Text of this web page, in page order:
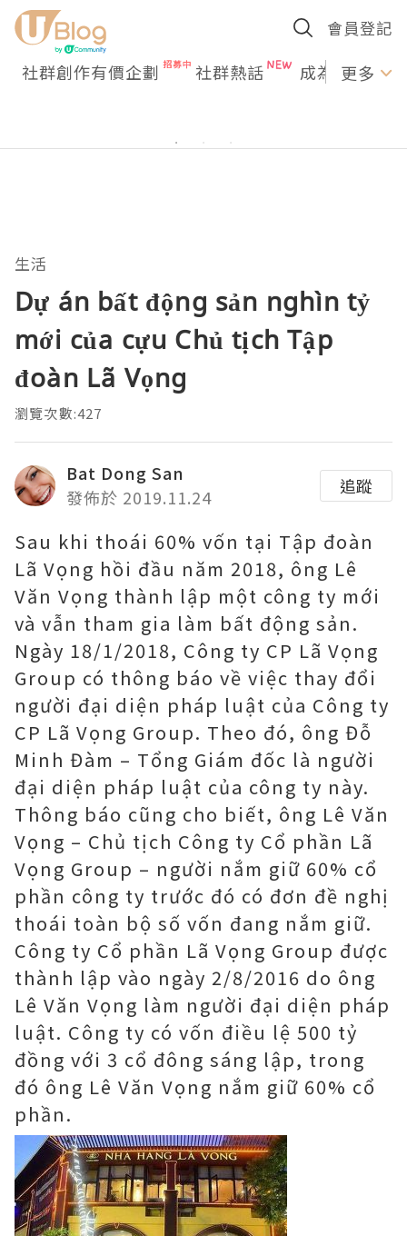
會員登記
社群創作有價企劃 社群熱話 成為U更多
生活
Dự án bất động sản nghìn tỷ
mới của cựu Chủ tịch Tập
đoàn Lã Vọng
瀏覽次數:427
Bat Dong San
發佈於 2019.11.24
追蹤
Sau khi thoái 60% vốn tại Tập đoàn
Lã Vọng hồi đầu năm 2018, ông Lê
Văn Vọng thành lập một công ty mới
và vẫn tham gia làm bất động sản.
Ngày 18/1/2018, Công ty CP Lã Vọng
Group có thông báo về việc thay đổi
người đại diện pháp luật của Công ty
CP Lã Vọng Group. Theo đó, ông Đỗ
Minh Đàm – Tổng Giám đốc là người
đại diện pháp luật của công ty này.
Thông báo cũng cho biết, ông Lê Văn
Vọng – Chủ tịch Công ty Cổ phần Lã
Vọng Group – người nắm giữ 60% cổ
phần công ty trước đó có đơn đề nghị
thoái toàn bộ số vốn đang nắm giữ.
Công ty Cổ phần Lã Vọng Group được
thành lập vào ngày 2/8/2016 do ông
Lê Văn Vọng làm người đại diện pháp
luật. Công ty có vốn điều lệ 500 tỷ
đồng với 3 cổ đông sáng lập, trong
đó ông Lê Văn Vọng nắm giữ 60% cổ
phần.